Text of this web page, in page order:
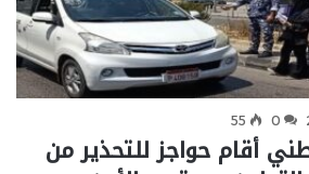
0
55
أقام حواجز للتحذير من